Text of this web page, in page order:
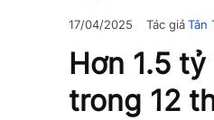
17/04/2025 Tác giảTân
Hơn 1.5
trong 12